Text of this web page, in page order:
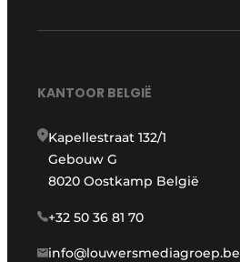
KANTOOR BELGIË
Kapellestraat 132/1
Gebouw G
8020 Oostkamp België
+32 50 36 81 70
info@louwersmediagroep.be